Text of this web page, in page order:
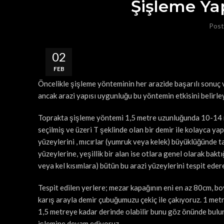
Şişleme
02
FEB
Öncelikle şişleme yönteminin her arazide başarılı
ancak arazi yapısı uygunluğu bu yöntemin etkisini
Toprakta şişleme yöntemi 1,5 metre uzunluğunda 10-14
seçilmiş ve üzeri T şeklinde olan bir demir ile kolayca
yüzeylerini , mıcırlar (yumruk veya kelek) büyüklüğünde
yüzeylerine, yeşillik bir alan ise otlara genel olarak
veya kel kısımlara) bütün bu arazi yüzeylerini tespit
Tespit edilen yerlere; mezar kapağının eni en az 80cm,
karış arayla demir çubuğumuzu çekiç ile çakıyoruz. 1
1,5 metreye kadar derinde olabilir bunu göz önünde